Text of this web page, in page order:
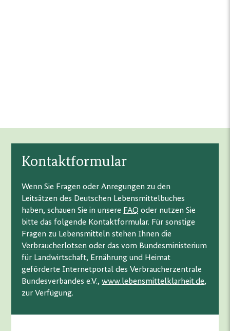
Kontaktformular
Wenn Sie Fragen oder Anregungen zu den
Leitsätzen des Deutschen Lebensmittelbuches
haben, schauen Sie in unsere FAQ oder nutzen Sie
bitte das folgende Kontaktformular. Für sonstige
Fragen zu Lebensmitteln stehen Ihnen die
Verbraucherlotsen oder das vom Bundesministerium
für Landwirtschaft, Ernährung und Heimat
geförderte Internetportal des Verbraucherzentrale
Bundesverbandes e.V.,www.lebensmittelklarheit.de,
zur Verfügung.